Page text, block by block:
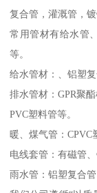
复合管，灌溉管，
常用管材有给水管
等。
给水管材：、铝塑
排水管材：GPR聚
PVC塑料管等。
暖、煤气管：CPVC
电线套管：有磁管、
雨水管：铝塑复合管